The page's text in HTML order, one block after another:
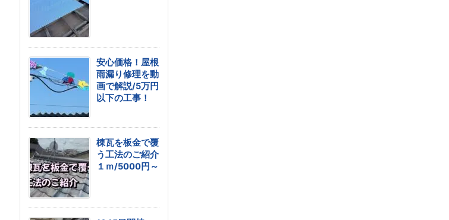
安心価格！屋根
雨漏り修理を動
画で解説/5万円
以下の工事！
棟瓦を板金で覆
う工法のご紹介
１ｍ/5000円～